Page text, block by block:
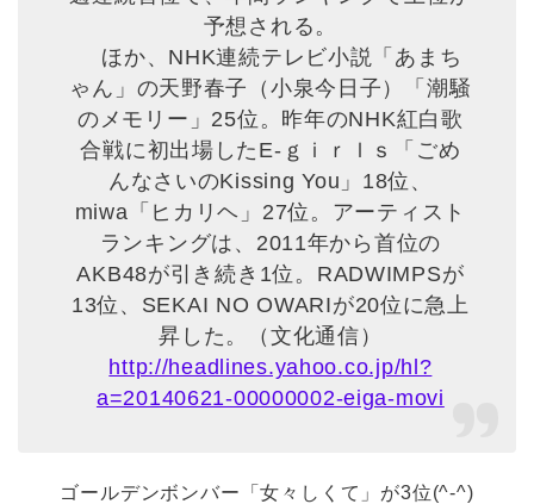
予想される。
ほか、NHK連続テレビ小説「あまち
ゃん」の天野春子（小泉今日子）「潮騒
のメモリー」25位。昨年のNHK紅白歌
合戦に初出場したE‐ｇｉｒｌｓ「ごめ
んなさいのKissing You」18位、
miwa「ヒカリヘ」27位。アーティスト
ランキングは、2011年から首位の
AKB48が引き続き1位。RADWIMPSが
13位、SEKAI NO OWARIが20位に急上
昇した。（文化通信）
http://headlines.yahoo.co.jp/hl?
a=20140621-00000002-eiga-movi
ゴールデンボンバー「女々しくて」が3位(^-^)